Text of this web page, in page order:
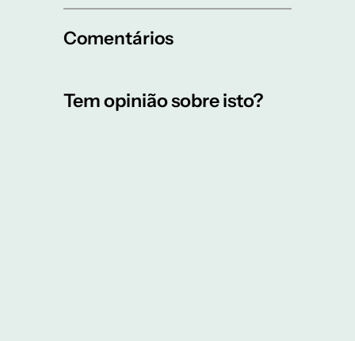
Comentários
Tem opinião sobre isto?